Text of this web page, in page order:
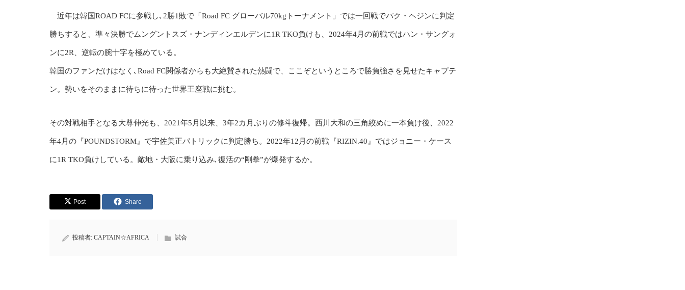
近年は韓国ROAD FCに参戦し､2勝1敗で「Road FC グローバル70kgトーナメント」では一回戦でパク・ヘジンに判定
勝ちすると、準々決勝でムングントスズ・ナンディンエルデンに1R TKO負けも、2024年4月の前戦ではハン・サングォ
ンに2R、逆転の腕十字を極めている。
韓国のファンだけはなく､Road FC関係者からも大絶賛された熱闘で、ここぞというところで勝負強さを見せたキャプテ
ン。勢いをそのままに待ちに待った世界王座戦に挑む。
その対戦相手となる大尊伸光も、2021年5月以来、3年2カ月ぶりの修斗復帰。西川大和の三角絞めに一本負け後、2022
年4月の『POUNDSTORM』で宇佐美正パトリックに判定勝ち。2022年12月の前戦『RIZIN.40』ではジョニー・ケース
に1R TKO負けしている。敵地・大阪に乗り込み､復活の“剛拳”が爆発するか。
Post Share
投稿者: CAPTAIN☆AFRICA 試合